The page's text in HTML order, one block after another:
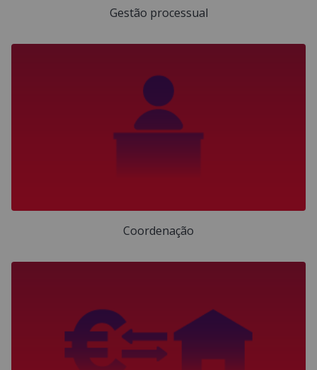
Gestão processual
Coordenação